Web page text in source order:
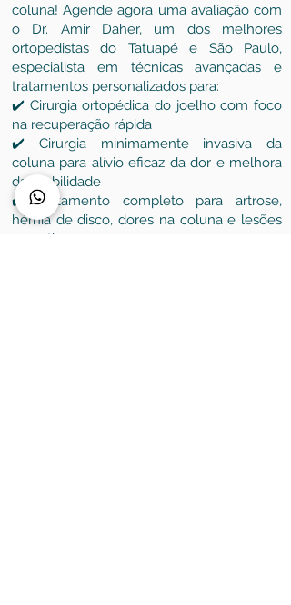
coluna! Agende agora uma avaliação com
o Dr. Amir Daher, um dos melhores
ortopedistas do Tatuapé e São Paulo,
especialista em técnicas avançadas e
tratamentos personalizados para:
✔️ Cirurgia ortopédica do joelho com foco
na recuperação rápida
✔️ Cirurgia minimamente invasiva da
coluna para alívio eficaz da dor e melhora
da mobilidade
✔️ Tratamento completo para artrose,
hérnia de disco, dores na coluna e lesões
esportivas